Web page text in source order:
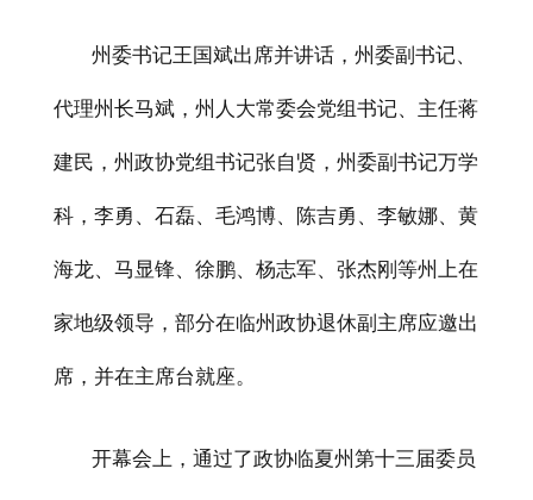
州委书记王国斌出席并讲话，州委副书记、
代理州长马斌，州人大常委会党组书记、主任蒋
建民，州政协党组书记张自贤，州委副书记万学
科，李勇、石磊、毛鸿博、陈吉勇、李敏娜、黄
海龙、马显锋、徐鹏、杨志军、张杰刚等州上在
家地级领导，部分在临州政协退休副主席应邀出
席，并在主席台就座。
开幕会上，通过了政协临夏州第十三届委员